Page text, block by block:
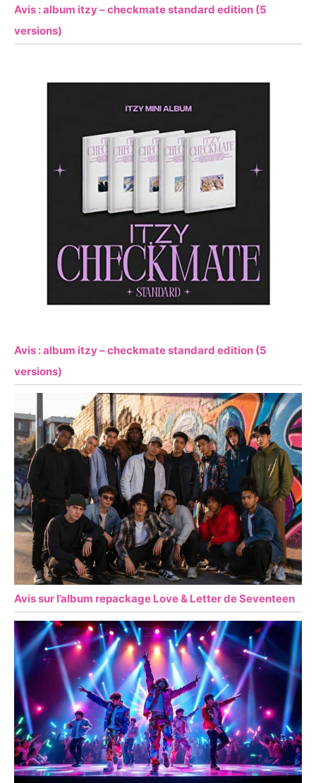
Avis : album itzy – checkmate standard edition (5
versions)
Avis : album itzy – checkmate standard edition (5
versions)
Avis sur l’album repackage Love & Letter de Seventeen